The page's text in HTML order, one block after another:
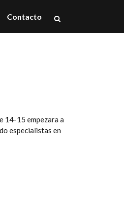
Contacto
14-15 empezara a
especialistas en